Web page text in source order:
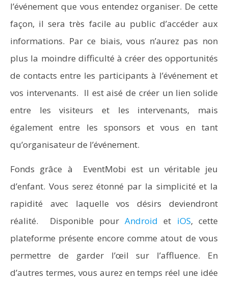
l’événement que vous entendez organiser. De cette
façon, il sera très facile au public d’accéder aux
informations. Par ce biais, vous n’aurez pas non
plus la moindre difficulté à créer des opportunités
de contacts entre les participants à l’événement et
vos intervenants. Il est aisé de créer un lien solide
entre les visiteurs et les intervenants, mais
également entre les sponsors et vous en tant
qu’organisateur de l’événement.
Fonds grâce à EventMobi est un véritable jeu
d’enfant. Vous serez étonné par la simplicité et la
rapidité avec laquelle vos désirs deviendront
réalité. Disponible pourAndroid et iOS, cette
plateforme présente encore comme atout de vous
permettre de garder l’œil sur l’affluence. En
d’autres termes, vous aurez en temps réel une idée